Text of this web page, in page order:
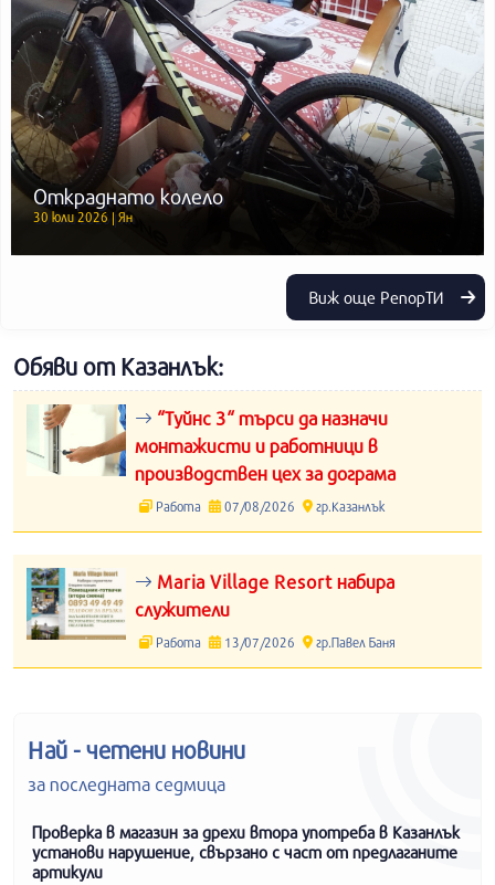
Откраднато колело
30 юли 2026 | Ян
Виж още РепорТИ
Обяви от Казанлък:
“Туйнс 3“ търси да назначи
монтажисти и работници в
производствен цех за дограма
Работа 07/08/2026 гр.Казанлък
Maria Village Resort набира
служители
Работа 13/07/2026 гр.Павел Баня
Най - четени новини
за последната седмица
Проверка в магазин за дрехи втора употреба в Казанлък
установи нарушение, свързано с част от предлаганите
артикули